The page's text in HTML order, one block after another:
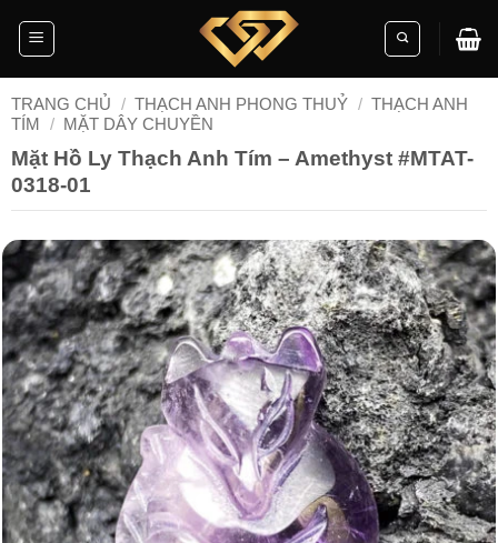
TRANG CHỦ / THẠCH ANH PHONG THUỶ / THẠCH ANH
TÍM / MẶT DÂY CHUYỀN
Mặt Hồ Ly Thạch Anh Tím – Amethyst #MTAT-
0318-01